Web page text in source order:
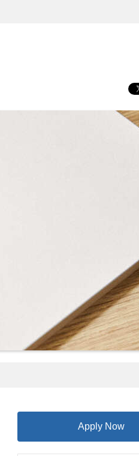
Apply Now